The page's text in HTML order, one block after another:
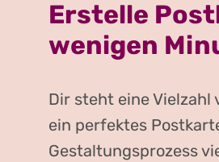
Erstelle
wenigen
Dir steht eine Vielzahl
ein perfektes
Gestaltungsprozess